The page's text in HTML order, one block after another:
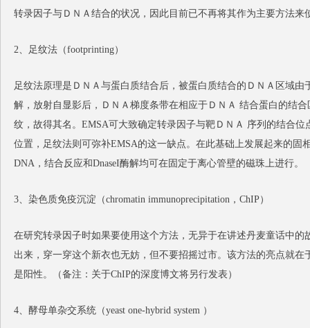
转录因子与ＤＮＡ结合的状况，因此目前已不再将其作为主要方法来
2、足纹法（footprinting）
足纹法原理是ＤＮＡ与蛋白质结合后，被蛋白质结合的ＤＮＡ区域由
解，放射自显影后，ＤＮＡ梯度条带在相应于ＤＮＡ 结合蛋白的结
纹，故得其名。EMSA可大致确定转录因子与靶ＤＮＡ 序列的结合
位置，足纹法则可弥补EMSA的这一缺点。在此基础上发展起来的固
DNA，结合反应和DnaseI酶解均可在固定于离心管壁的磁珠上进行。
3、染色质免疫沉淀（chromatin immunoprecipitation，ChIP）
在研究转录因子时如果要使用这个方法，无异于在讲述丹麦童话中
出来，穿一穿这个新衣也无妨，但不要招摇过市。该方法的亮点就
是阳性。（备注：关于ChIP的深度博文将另行发表）
4、酵母单杂交系统（yeast one-hybrid system ）